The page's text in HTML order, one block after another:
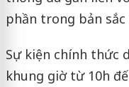
phần trong bản
Sự kiện chính thức
khung giờ từ 10h